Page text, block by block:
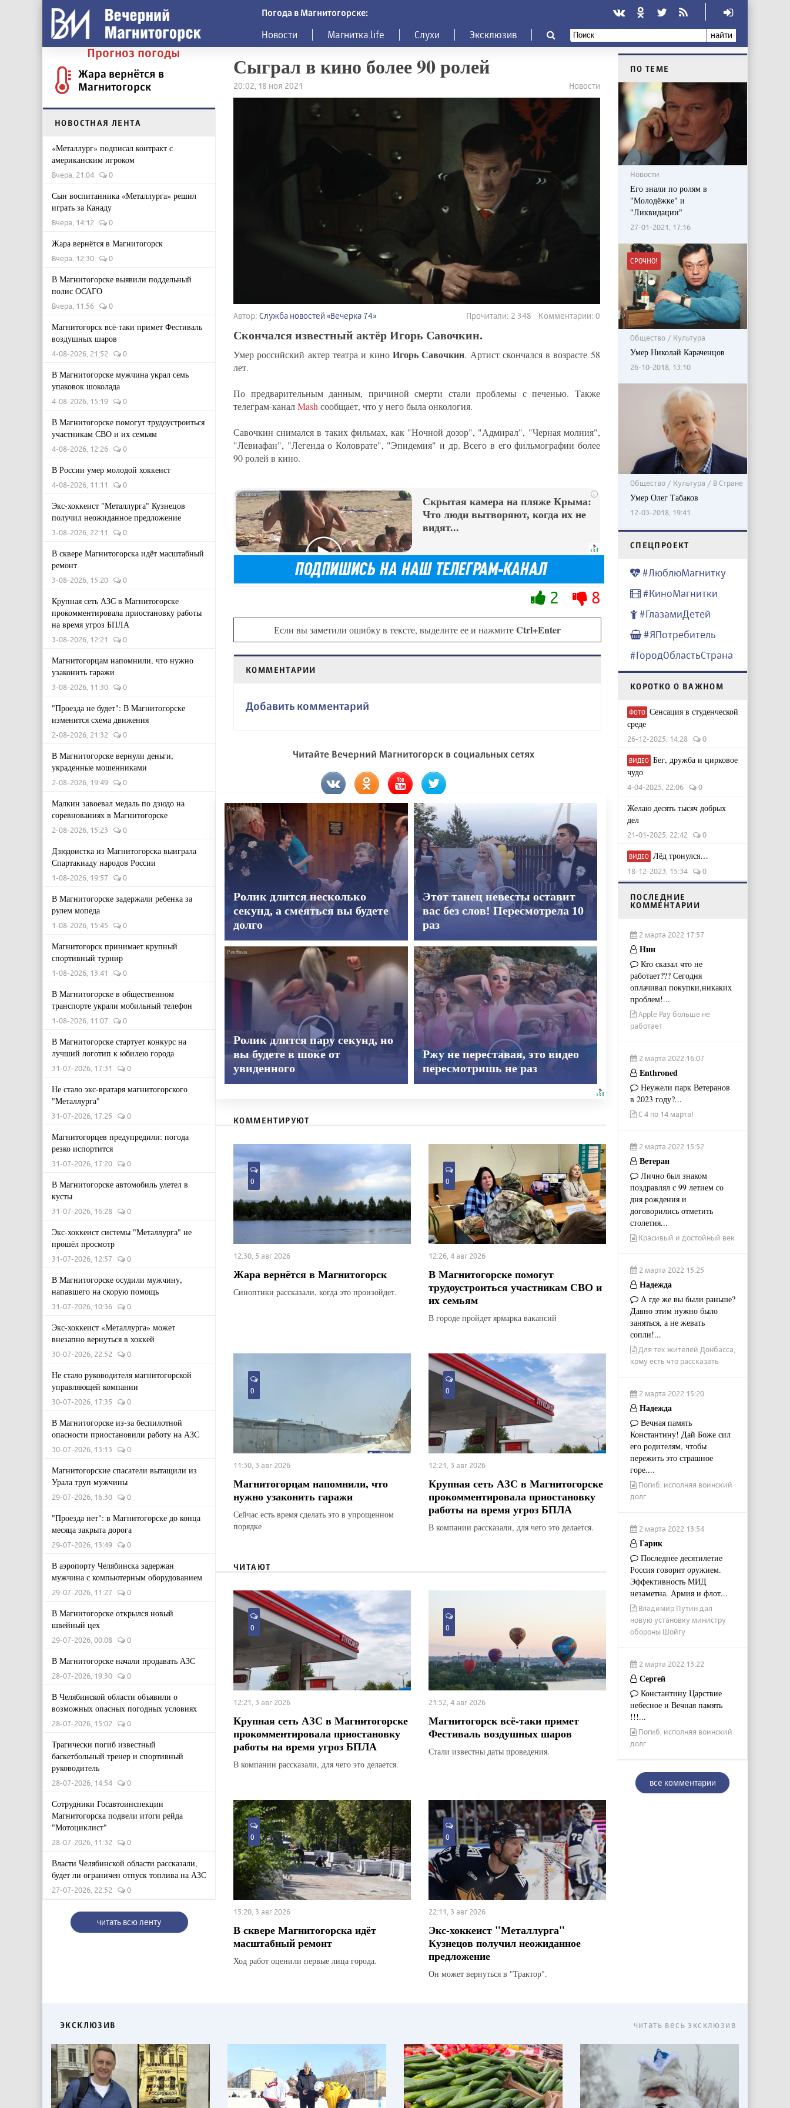
Погода в Магнитогорске:
Новости Магнитка.life Слухи Эксклюзив найти
Прогноз погоды
Жара вернётся в
Магнитогорск
НОВОСТНАЯ ЛЕНТА
«Металлург» подписал контракт с
американским игроком
Вчера, 21:04 0
Сын воспитанника «Металлурга» решил
играть за Канаду
Вчера, 14:12 0
Жара вернётся в Магнитогорск
Вчера, 12:30 0
В Магнитогорске выявили поддельный
полис ОСАГО
Вчера, 11:56 0
Магнитогорск всё-таки примет Фестиваль
воздушных шаров
4-08-2026, 21:52 0
В Магнитогорске мужчина украл семь
упаковок шоколада
4-08-2026, 15:19 0
В Магнитогорске помогут трудоустроиться
участникам СВО и их семьям
4-08-2026, 12:26 0
В России умер молодой хоккеист
4-08-2026, 11:11 0
Экс-хоккеист "Металлурга" Кузнецов
получил неожиданное предложение
3-08-2026, 22:11 0
В сквере Магнитогорска идёт масштабный
ремонт
3-08-2026, 15:20 0
Крупная сеть АЗС в Магнитогорске
прокомментировала приостановку работы
на время угроз БПЛА
3-08-2026, 12:21 0
Магнитогорцам напомнили, что нужно
узаконить гаражи
3-08-2026, 11:30 0
"Проезда не будет": В Магнитогорске
изменится схема движения
2-08-2026, 21:32 0
В Магнитогорске вернули деньги,
украденные мошенниками
2-08-2026, 19:49 0
Малкин завоевал медаль по дзюдо на
соревнованиях в Магнитогорске
2-08-2026, 15:23 0
Дзюдоистка из Магнитогорска выиграла
Спартакиаду народов России
1-08-2026, 19:57 0
В Магнитогорске задержали ребенка за
рулем мопеда
1-08-2026, 15:45 0
Магнитогорск принимает крупный
спортивный турнир
1-08-2026, 13:41 0
В Магнитогорске в общественном
транспорте украли мобильный телефон
1-08-2026, 11:07 0
В Магнитогорске стартует конкурс на
лучший логотип к юбилею города
31-07-2026, 17:31 0
Не стало экс-вратаря магнитогорского
"Металлурга"
31-07-2026, 17:25 0
Магнитогорцев предупредили: погода
резко испортится
31-07-2026, 17:20 0
В Магнитогорске автомобиль улетел в
кусты
31-07-2026, 16:28 0
Экс-хоккеист системы "Металлурга" не
прошёл просмотр
31-07-2026, 12:57 0
В Магнитогорске осудили мужчину,
напавшего на скорую помощь
31-07-2026, 10:36 0
Экс-хоккеист «Металлурга» может
внезапно вернуться в хоккей
30-07-2026, 22:52 0
Не стало руководителя магнитогорской
управляющей компании
30-07-2026, 17:35 0
В Магнитогорске из-за беспилотной
опасности приостановили работу на АЗС
30-07-2026, 13:13 0
Магнитогорские спасатели вытащили из
Урала труп мужчины
29-07-2026, 16:30 0
"Проезда нет": в Магнитогорске до конца
месяца закрыта дорога
29-07-2026, 13:49 0
В аэропорту Челябинска задержан
мужчина с компьютерным оборудованием
29-07-2026, 11:27 0
В Магнитогорске открылся новый
швейный цех
29-07-2026, 00:08 0
В Магнитогорске начали продавать АЗС
28-07-2026, 19:30 0
В Челябинской области объявили о
возможных опасных погодных условиях
28-07-2026, 15:02 0
Трагически погиб известный
баскетбольный тренер и спортивный
руководитель
28-07-2026, 14:54 0
Сотрудники Госавтоинспекции
Магнитогорска подвели итоги рейда
"Мотоциклист"
28-07-2026, 11:32 0
Власти Челябинской области рассказали,
будет ли ограничен отпуск топлива на АЗС
27-07-2026, 22:52 0
читать всю ленту
Сыграл в кино более 90 ролей
20:02, 18 ноя 2021 Новости
Автор: Служба новостей «Вечерка 74» Прочитали: 2 348 Комментарии: 0
Скончался известный актёр Игорь Савочкин.
Умер российский актер театра и кино Игорь Савочкин. Артист скончался в возрасте 58
лет.
По предварительным данным, причиной смерти стали проблемы с печенью. Также
телеграм-каналMash сообщает, что у него была онкология.
Савочкин снимался в таких фильмах, как "Ночной дозор", "Адмирал", "Черная молния",
"Левиафан", "Легенда о Коловрате", "Эпидемия" и др. Всего в его фильмографии более
90 ролей в кино.
i
Скрытая камера на пляже Крыма:
Что люди вытворяют, когда их не
видят...
2 8
Если вы заметили ошибку в тексте, выделите ее и нажмитеCtrl+Enter
КОММЕНТАРИИ
Добавить комментарий
Читайте Вечерний Магнитогорск в социальных сетях
Ролик длится несколько
секунд, а смеяться вы будете
долго
Этот танец невесты оставит
вас без слов! Пересмотрела 10
раз
Ролик длится пару секунд, но
вы будете в шоке от
увиденного
Ржу не переставая, это видео
пересмотришь не раз
КОММЕНТИРУЮТ
0
12:30, 5 авг 2026
Жара вернётся в Магнитогорск
Синоптики рассказали, когда это произойдет.
0
12:26, 4 авг 2026
В Магнитогорске помогут
трудоустроиться участникам СВО и
их семьям
В городе пройдет ярмарка вакансий
0
11:30, 3 авг 2026
Магнитогорцам напомнили, что
нужно узаконить гаражи
Сейчас есть время сделать это в упрощенном
порядке
0
12:21, 3 авг 2026
Крупная сеть АЗС в Магнитогорске
прокомментировала приостановку
работы на время угроз БПЛА
В компании рассказали, для чего это делается.
ЧИТАЮТ
0
12:21, 3 авг 2026
Крупная сеть АЗС в Магнитогорске
прокомментировала приостановку
работы на время угроз БПЛА
В компании рассказали, для чего это делается.
0
21:52, 4 авг 2026
Магнитогорск всё-таки примет
Фестиваль воздушных шаров
Стали известны даты проведения.
0
15:20, 3 авг 2026
В сквере Магнитогорска идёт
масштабный ремонт
Ход работ оценили первые лица города.
0
22:11, 3 авг 2026
Экс-хоккеист "Металлурга"
Кузнецов получил неожиданное
предложение
Он может вернуться в "Трактор".
ПО ТЕМЕ
Новости
Его знали по ролям в
"Молодёжке" и
"Ликвидации"
27-01-2021, 17:16
СРОЧНО!
Общество / Культура
Умер Николай Караченцов
26-10-2018, 13:10
Общество / Культура / В Стране
Умер Олег Табаков
12-03-2018, 19:41
CПЕЦПРОЕКТ
#ЛюблюМагнитку
#КиноМагнитки
#ГлазамиДетей
#ЯПотребитель
#ГородОбластьСтрана
КОРОТКО О ВАЖНОМ
ФОТО Сенсация в студенческой
среде
26-12-2025, 14:28 0
ВИДЕО Бег, дружба и цирковое
чудо
4-04-2025, 22:06 0
Желаю десять тысяч добрых
дел
21-01-2025, 22:42 0
ВИДЕО Лёд тронулся…
18-12-2023, 15:34 0
ПОСЛЕДНИЕ
КОММЕНТАРИИ
2 марта 2022 17:57
Ннн
Кто сказал что не
работает??? Сегодня
оплачивал покупки,никаких
проблем!...
Apple Pay больше не
работает
2 марта 2022 16:07
Enthroned
Неужели парк Ветеранов
в 2023 году?...
С 4 по 14 марта!
2 марта 2022 15:52
Ветеран
Лично был знаком
поздравлял с 99 летием со
дня рождения и
договорились отметить
столетия...
Красивый и достойный век
2 марта 2022 15:25
Надежда
А где же вы были раньше?
Давно этим нужно было
заняться, а не жевать
сопли!...
Для тех жителей Донбасса,
кому есть что рассказать
2 марта 2022 15:20
Надежда
Вечная память
Константину! Дай Боже сил
его родителям, чтобы
пережить это страшное
горе....
Погиб, исполняя воинский
долг
2 марта 2022 13:54
Гарик
Последнее десятилетие
Россия говорит оружием.
Эффективность МИД
незаметна. Армия и флот...
Владимир Путин дал
новую установку министру
обороны Шойгу
2 марта 2022 13:22
Сергей
Константину Царствие
небесное и Вечная память
!!!...
Погиб, исполняя воинский
долг
все комментарии
ЭКСКЛЮЗИВ читать весь эксклюзив